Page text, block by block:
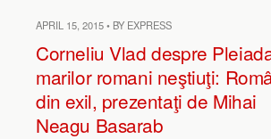
APRIL 15, 2015 • BY EXPRESS
Corneliu Vlad despre
marilor romani neştiuţi:
din exil, prezentaţi de Mihai
Neagu Basarab